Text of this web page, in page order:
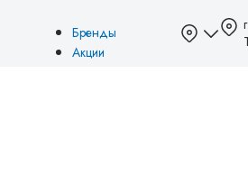
Бренды
Акции